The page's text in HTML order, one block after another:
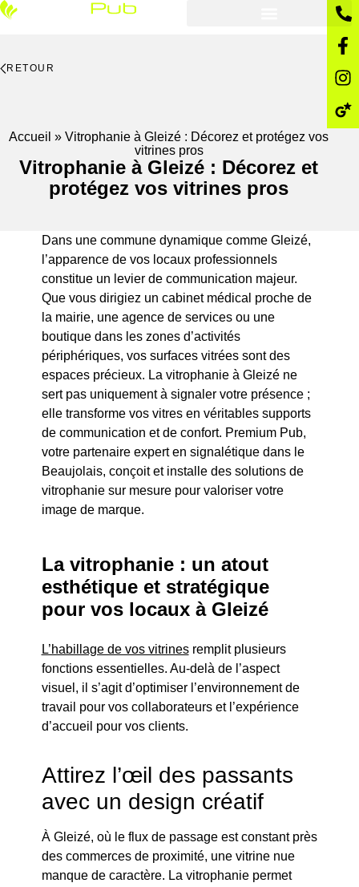
RETOUR
Accueil »Vitrophanie à Gleizé : Décorez et protégez vos
vitrines pros
Vitrophanie à Gleizé : Décorez et
protégez vos vitrines pros
Dans une commune dynamique comme Gleizé,
l’apparence de vos locaux professionnels
constitue un levier de communication majeur.
Que vous dirigiez un cabinet médical proche de
la mairie, une agence de services ou une
boutique dans les zones d’activités
périphériques, vos surfaces vitrées sont des
espaces précieux. La vitrophanie à Gleizé ne
sert pas uniquement à signaler votre présence ;
elle transforme vos vitres en véritables supports
de communication et de confort. Premium Pub,
votre partenaire expert en signalétique dans le
Beaujolais, conçoit et installe des solutions de
vitrophanie sur mesure pour valoriser votre
image de marque.
La vitrophanie : un atout
esthétique et stratégique
pour vos locaux à Gleizé
L’habillage de vos vitrinesremplit plusieurs
fonctions essentielles. Au-delà de l’aspect
visuel, il s’agit d’optimiser l’environnement de
travail pour vos collaborateurs et l’expérience
d’accueil pour vos clients.
Attirez l’œil des passants
avec un design créatif
À Gleizé, où le flux de passage est constant près
des commerces de proximité, une vitrine nue
manque de caractère. La vitrophanie permet